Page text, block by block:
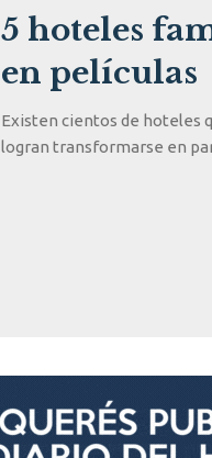
5 hoteles
en películas
Existen cientos de hoteles
logran transformarse en